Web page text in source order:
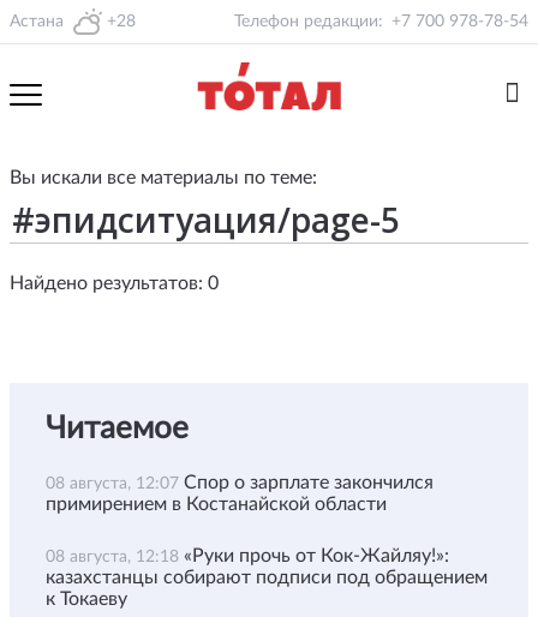
Астана +28 Телефон редакции: +7 700 978-78-54
Вы искали все материалы по теме:
Найдено результатов: 0
Читаемое
08 августа, 12:07 Спор о зарплате закончился
примирением в Костанайской области
08 августа, 12:18 «Руки прочь от Кок-Жайляу!»:
казахстанцы собирают подписи под обращением
к Токаеву